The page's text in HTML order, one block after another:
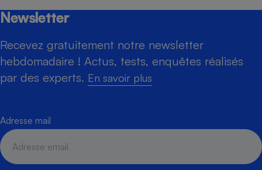
Newsletter
Recevez gratuitement notre newsletter
hebdomadaire ! Actus, tests, enquêtes réalisés
par des experts. En savoir plus
Adresse mail